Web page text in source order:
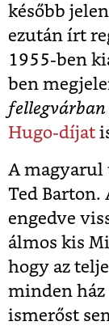
később
ezután írt
1955-ben
ben
fellegvárban
Hugo-díjat
A magyarul
Ted Barton.
engedve
álmos kis
hogy az
minden ház
ismerőst